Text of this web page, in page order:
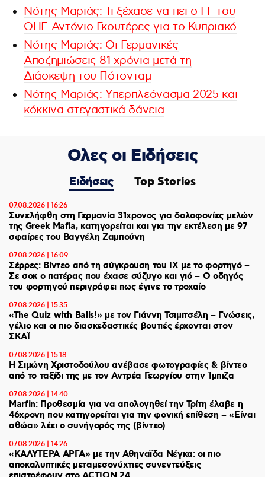
Νότης Μαριάς: Τι ξέχασε να πει ο ΓΓ του
ΟΗΕ Αντόνιο Γκουτέρες για το Κυπριακό
Νότης Μαριάς: Οι Γερμανικές
Αποζημιώσεις 81 χρόνια μετά τη
Διάσκεψη του Πότσνταμ
Νότης Μαριάς: Υπερπλεόνασμα 2025 και
κόκκινα στεγαστικά δάνεια
Ολες οι Ειδήσεις
Ειδήσεις Top Stories
07.08.2026 | 16:26
Συνελήφθη στη Γερμανία 31χρονος για δολοφονίες μελών
της Greek Mafia, κατηγορείται και για την εκτέλεση με 97
σφαίρες του Βαγγέλη Ζαμπούνη
07.08.2026 | 16:09
Σέρρες: Βίντεο από τη σύγκρουση του ΙΧ με το φορτηγό –
Σε σοκ ο πατέρας που έχασε σύζυγο και γιό – Ο οδηγός
του φορτηγού περιγράφει πως έγινε το τροχαίο
07.08.2026 | 15:35
«The Quiz with Balls!» με τον Γιάννη Τσιμιτσέλη – Γνώσεις,
γέλιο και οι πιο διασκεδαστικές βουτιές έρχονται στον
ΣΚΑΪ
07.08.2026 | 15:18
Η Σιμώνη Χριστοδούλου ανέβασε φωτογραφίες & βίντεο
από το ταξίδι της με τον Αντρέα Γεωργίου στην Ίμπιζα
07.08.2026 | 14:40
Marfin: Προθεσμία για να απολογηθεί την Τρίτη έλαβε η
46χρονη που κατηγορείται για την φονική επίθεση – «Είναι
αθώα» λέει ο συνήγορός της (βίντεο)
07.08.2026 | 14:26
«ΚΑΛΥΤΕΡΑ ΑΡΓΑ» με την Αθηναΐδα Νέγκα: οι πιο
αποκαλυπτικές μεταμεσονύχτιες συνεντεύξεις